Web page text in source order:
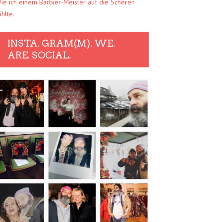
ich einem Barbier-Meister auf die Scheren
INSTA. GRAM(M). WE.
ARE. SOCIAL.